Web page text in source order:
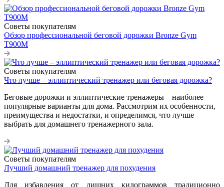
Советы покупателям
Обзор профессиональной беговой дорожки Bronze Gym
T900M
Советы покупателям
Что лучше – эллиптический тренажер или беговая дорожка?
Беговые дорожки и эллиптические тренажеры – наиболее
популярные варианты для дома. Рассмотрим их особенности,
преимущества и недостатки, и определимся, что лучше
выбрать для домашнего тренажерного зала.
Советы покупателям
Лучший домашний тренажер для похудения
Для избавления от лишних килограммов традиционно